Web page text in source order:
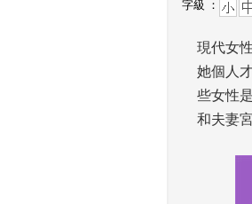
字級 ：
現代女
她個人
些女性
和夫妻宮